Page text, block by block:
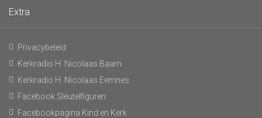
Extra
Privacybeleid
Kerkradio H. Nicolaas Baarn
Kerkradio H. Nicolaas Eemnes
Facebook Sleutelfiguren
Facebookpagina Kind en Kerk